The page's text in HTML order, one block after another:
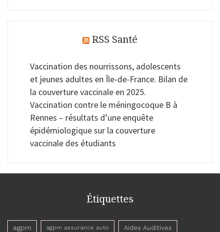
RSS Santé
Vaccination des nourrissons, adolescents
et jeunes adultes en Île-de-France. Bilan de
la couverture vaccinale en 2025.
Vaccination contre le méningocoque B à
Rennes – résultats d’une enquête
épidémiologique sur la couverture
vaccinale des étudiants
Étiquettes
agpm agpm assurance auto Aides Auditives